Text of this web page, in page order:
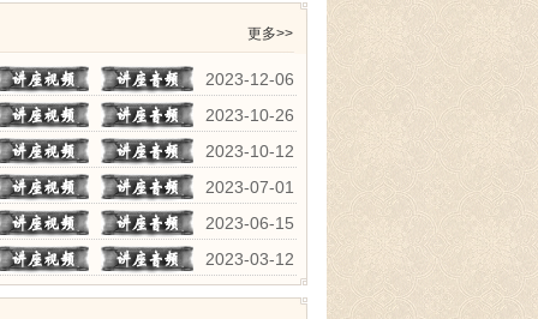
更多>>
2023-12-06
2023-10-26
2023-10-12
2023-07-01
2023-06-15
2023-03-12